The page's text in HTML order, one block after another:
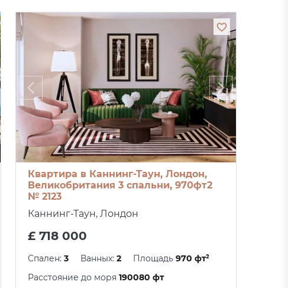
Квартира в Каннинг-Таун, Лондон,
Великобритания 3 спальни, 970фт2
№ 2123
Каннинг-Таун, Лондон
£ 718 000
Спален: 3 Ванных: 2 Площадь 970 фт²
Расстояние до моря 190080 фт